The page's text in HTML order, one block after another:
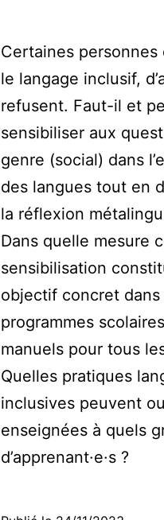
Certaines personnes
le langage inclusif,
refusent. Faut-il et
sensibiliser aux
genre (social) dans
des langues tout en
la réflexion
Dans quelle mesure
sensibilisation
objectif concret dans
programmes
manuels pour tous
Quelles pratiques
inclusives peuvent
enseignées à quels
d’apprenant·e·s ?